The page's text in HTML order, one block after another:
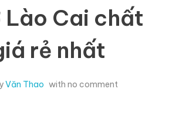
Lào Cai chất
rẻ nhất
Văn Thao with no comment